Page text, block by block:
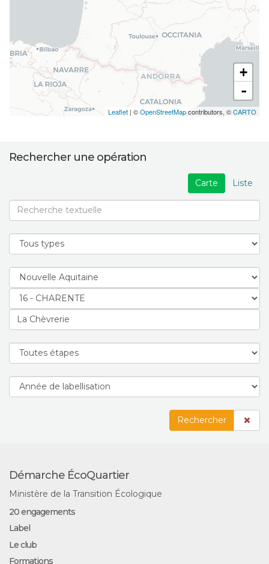
+
-
Leaflet | ©OpenStreetMapcontributors, ©CARTO
Rechercher une opération
Liste
Carte
Rechercher
Démarche ÉcoQuartier
Ministère de la Transition Écologique
20 engagements
Label
Le club
Formations